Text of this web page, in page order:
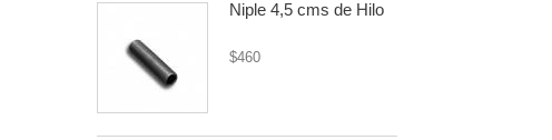
Niple 4,5 cms de Hilo
$460